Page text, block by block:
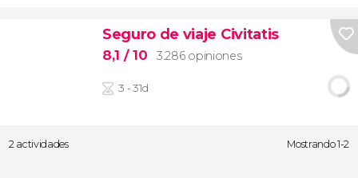
Seguro de viaje Civitatis
8,1 / 10 3.286 opiniones
3 - 31d
2 actividades Mostrando 1-2